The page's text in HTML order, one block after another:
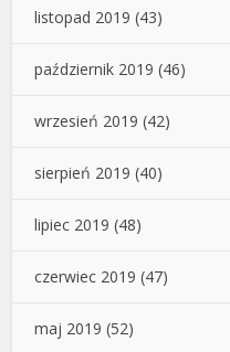
listopad 2019 (43)
październik 2019 (46)
wrzesień 2019 (42)
sierpień 2019 (40)
lipiec 2019 (48)
czerwiec 2019 (47)
maj 2019 (52)